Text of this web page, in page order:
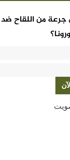
من اللقاح ضد